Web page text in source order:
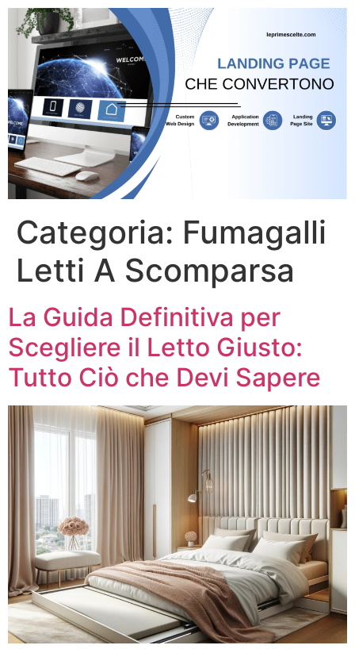
Categoria: Fumagalli
Letti A Scomparsa
La Guida Definitiva per
Scegliere il Letto Giusto:
Tutto Ciò che Devi Sapere